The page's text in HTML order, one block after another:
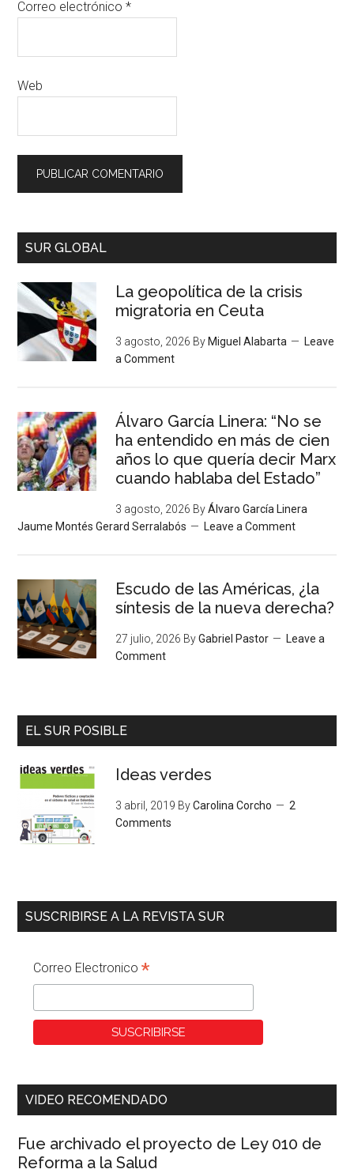
Correo electrónico*
Web
SUR GLOBAL
La geopolítica de la crisis
migratoria en Ceuta
3 agosto, 2026 By Miguel Alabarta
Leave
a Comment
Álvaro García Linera: “No se
ha entendido en más de cien
años lo que quería decir Marx
cuando hablaba del Estado”
3 agosto, 2026 ByÁlvaro García Linera
Jaume Montés Gerard Serralabós
Leave a Comment
Escudo de las Américas, ¿la
síntesis de la nueva derecha?
27 julio, 2026 ByGabriel Pastor
Leave a
Comment
EL SUR POSIBLE
Ideas verdes
3 abril, 2019 ByCarolina Corcho
2
Comments
SUSCRIBIRSE A LA REVISTA SUR
Correo Electronico*
VIDEO RECOMENDADO
Fue archivado el proyecto de Ley 010 de
Reforma a la Salud